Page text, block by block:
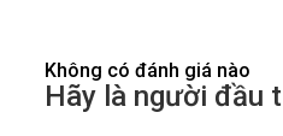
Không có đánh giá nào
Hãy là người đầu